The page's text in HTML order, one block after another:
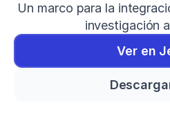
Un marco para la
investigación
Ver en